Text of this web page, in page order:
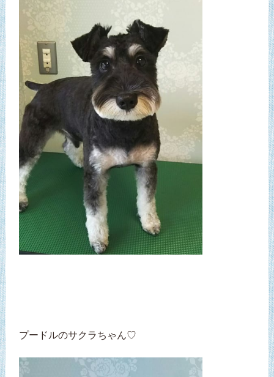
プードルのサクラちゃん♡